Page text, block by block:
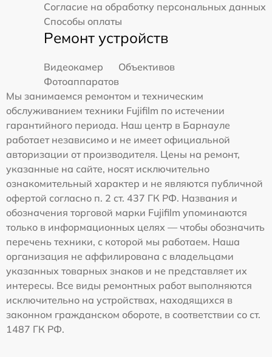
Согласие на обработку персональных данных
Способы оплаты
Ремонт устройств
Видеокамер
Объективов
Фотоаппаратов
Мы занимаемся ремонтом и техническим
обслуживанием техники Fujifilm по истечении
гарантийного периода. Наш центр в Барнауле
работает независимо и не имеет официальной
авторизации от производителя. Цены на ремонт,
указанные на сайте, носят исключительно
ознакомительный характер и не являются публичной
офертой согласно п. 2 ст. 437 ГК РФ. Названия и
обозначения торговой марки Fujifilm упоминаются
только в информационных целях — чтобы обозначить
перечень техники, с которой мы работаем. Наша
организация не аффилирована с владельцами
указанных товарных знаков и не представляет их
интересы. Все виды ремонтных работ выполняются
исключительно на устройствах, находящихся в
законном гражданском обороте, в соответствии со ст.
1487 ГК РФ.